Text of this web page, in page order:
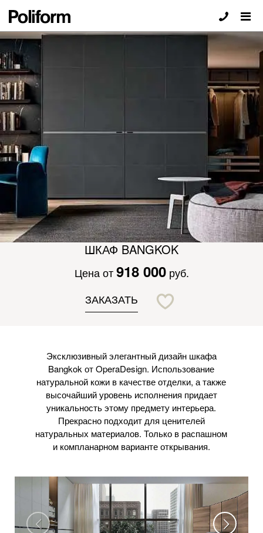
ШКАФ BANGKOK
Цена от 918 000 руб.
ЗАКАЗАТЬ
Эксклюзивный элегантный дизайн шкафа
Bangkok от OperaDesign. Использование
натуральной кожи в качестве отделки, а также
высочайший уровень исполнения придает
уникальность этому предмету интерьера.
Прекрасно подходит для ценителей
натуральных материалов. Только в распашном
и компланарном варианте открывания.